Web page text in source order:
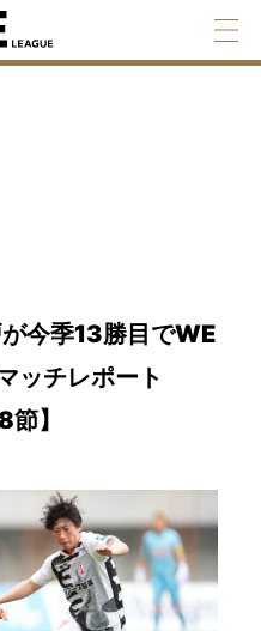
今季13勝目でWE
ッチレポート
】